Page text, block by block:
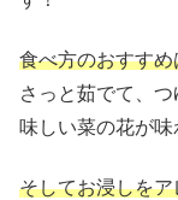
食べ方のおすす
さっと茹でて、
味しい菜の花が味
そしてお浸しを